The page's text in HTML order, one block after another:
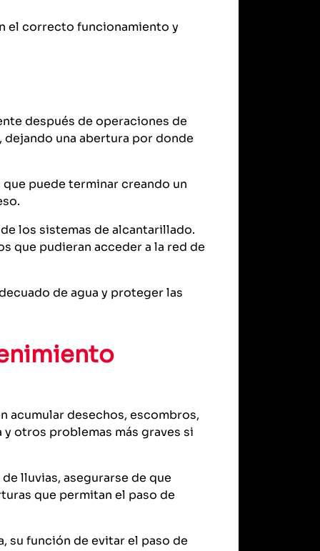
el correcto funcionamiento y
después de operaciones de
una abertura por donde
puede terminar creando un
los sistemas de alcantarillado.
que pudieran acceder a la red de
de agua y proteger las
acumular desechos, escombros,
otros problemas más graves si
lluvias, asegurarse de que
que permitan el paso de
su función de evitar el paso de